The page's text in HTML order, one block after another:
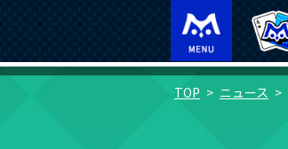
TOP ニュース